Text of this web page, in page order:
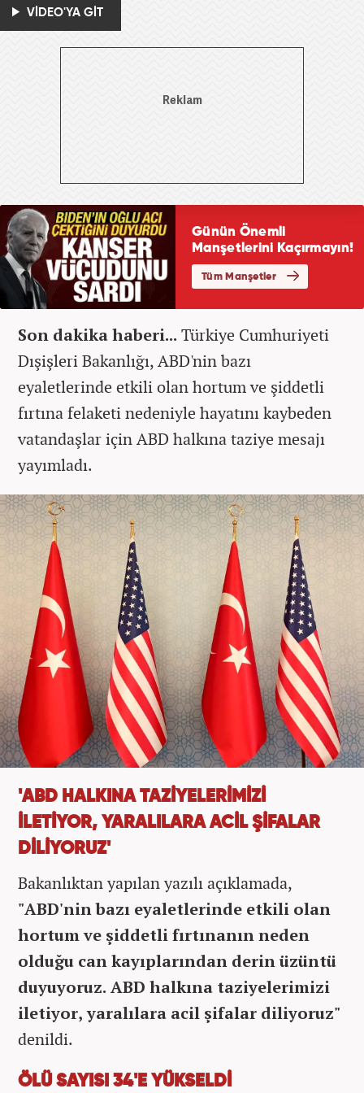
VİDEO'YA GİT
Son dakika haberi... Türkiye Cumhuriyeti
Dışişleri Bakanlığı, ABD'nin bazı
eyaletlerinde etkili olan hortum ve şiddetli
fırtına felaketi nedeniyle hayatını kaybeden
vatandaşlar için ABD halkına taziye mesajı
yayımladı.
'ABD HALKINA TAZİYELERİMİZİ
İLETİYOR, YARALILARA ACİL ŞİFALAR
DİLİYORUZ'
Bakanlıktan yapılan yazılı açıklamada,
"ABD'nin bazı eyaletlerinde etkili olan
hortum ve şiddetli fırtınanın neden
olduğu can kayıplarından derin üzüntü
duyuyoruz. ABD halkına taziyelerimizi
iletiyor, yaralılara acil şifalar diliyoruz"
denildi.
ÖLÜ SAYISI 34'E YÜKSELDİ